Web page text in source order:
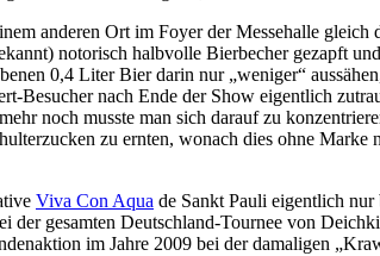
anderen Ort im Foyer der Messehalle
notorisch halbvolle Bierbecher gezapft
0,4 Liter Bier darin nur „weniger“
Besucher nach Ende der Show eigentlich
noch musste man sich darauf zu
zu ernten, wonach dies ohne
Viva Con Aqua de Sankt Pauli eigentlich
der gesamten Deutschland-Tournee von
im Jahre 2009 bei der damaligen